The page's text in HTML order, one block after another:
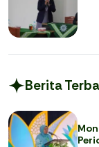
Berita